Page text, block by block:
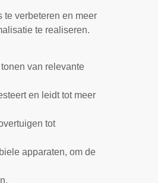
te verbeteren en meer
te realiseren.
van relevante
en leidt tot meer
tot
apparaten, om de